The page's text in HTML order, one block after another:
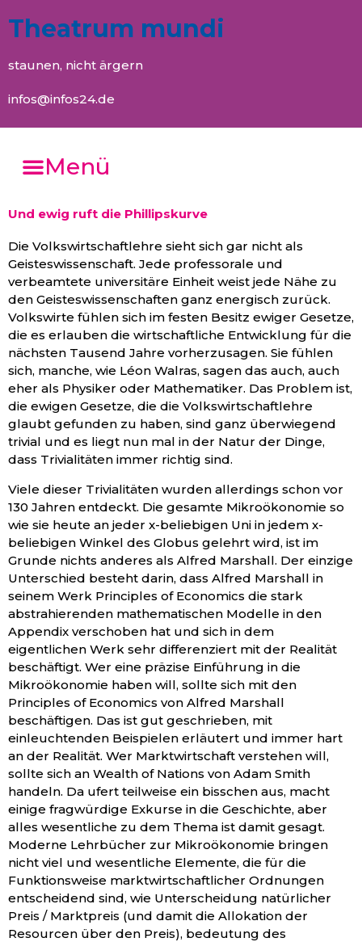
Theatrum mundi
staunen, nicht ärgern
infos@infos24.de
Menü
Und ewig ruft die Phillipskurve
Die Volkswirtschaftlehre sieht sich gar nicht als
Geisteswissenschaft. Jede professorale und
verbeamtete universitäre Einheit weist jede Nähe zu
den Geisteswissenschaften ganz energisch zurück.
Volkswirte fühlen sich im festen Besitz ewiger Gesetze,
die es erlauben die wirtschaftliche Entwicklung für die
nächsten Tausend Jahre vorherzusagen. Sie fühlen
sich, manche, wie Léon Walras, sagen das auch, auch
eher als Physiker oder Mathematiker. Das Problem ist,
die ewigen Gesetze, die die Volkswirtschaftlehre
glaubt gefunden zu haben, sind ganz überwiegend
trivial und es liegt nun mal in der Natur der Dinge,
dass Trivialitäten immer richtig sind.
Viele dieser Trivialitäten wurden allerdings schon vor
130 Jahren entdeckt. Die gesamte Mikroökonomie so
wie sie heute an jeder x-beliebigen Uni in jedem x-
beliebigen Winkel des Globus gelehrt wird, ist im
Grunde nichts anderes als Alfred Marshall. Der einzige
Unterschied besteht darin, dass Alfred Marshall in
seinem Werk Principles of Economics die stark
abstrahierenden mathematischen Modelle in den
Appendix verschoben hat und sich in dem
eigentlichen Werk sehr differenziert mit der Realität
beschäftigt. Wer eine präzise Einführung in die
Mikroökonomie haben will, sollte sich mit den
Principles of Economics von Alfred Marshall
beschäftigen. Das ist gut geschrieben, mit
einleuchtenden Beispielen erläutert und immer hart
an der Realität. Wer Marktwirtschaft verstehen will,
sollte sich an Wealth of Nations von Adam Smith
handeln. Da ufert teilweise ein bisschen aus, macht
einige fragwürdige Exkurse in die Geschichte, aber
alles wesentliche zu dem Thema ist damit gesagt.
Moderne Lehrbücher zur Mikroökonomie bringen
nicht viel und wesentliche Elemente, die für die
Funktionsweise marktwirtschaftlicher Ordnungen
entscheidend sind, wie Unterscheidung natürlicher
Preis / Marktpreis (und damit die Allokation der
Resourcen über den Preis), bedeutung des